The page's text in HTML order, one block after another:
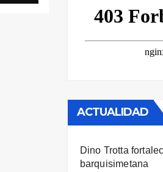
ACTUALIDAD
Dino Trotta
barquisimetana